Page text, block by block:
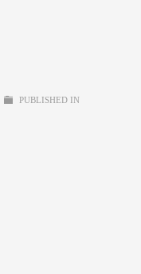
PUBLISHED IN